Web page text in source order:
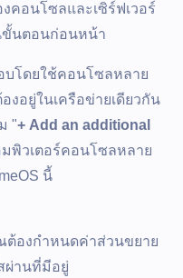
คอนโซลและเซิร์ฟเวอร์
ขั้นตอนก่อนหน้า
บโดยใช้คอนโซลหลาย
งอยู่ในเครือข่ายเดียวกัน
"+ Add an additional
มพิวเตอร์คอนโซลหลาย
นี้
องกำหนดค่าส่วนขยาย
ผ่านที่มีอยู่